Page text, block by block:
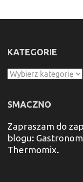
KATEGORIE
Kategorie
SMACZNO
Zapraszam do
blogu:
Thermomix.